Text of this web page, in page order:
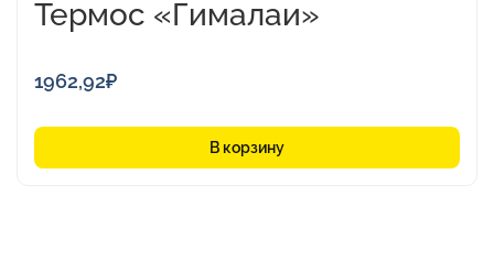
Термос «Гималаи»
1962,92₽
В корзину